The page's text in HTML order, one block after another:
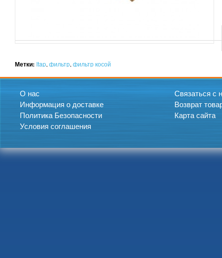
Метки: Itap, фильтр, фильтр косой
О нас
Информация о доставке
Политика Безопасности
Условия соглашения
Связаться с
Возврат
Карта сайта